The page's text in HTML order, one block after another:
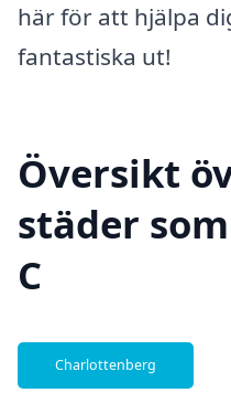
här för att hjälpa
fantastiska ut!
Översikt
städer
C
Charlottenberg